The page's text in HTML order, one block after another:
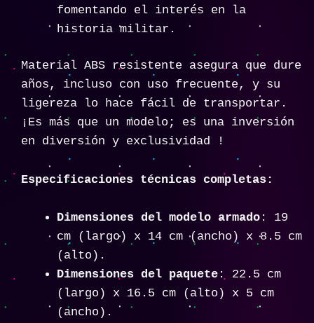
fomentando el interés en la
historia militar.
Material ABS resistente asegura que dure
años, incluso con uso frecuente, y su
ligereza lo hace fácil de transportar.
¡Es más que un modelo; es una inversión
en diversión y exclusividad !
Especificaciones técnicas completas:
Dimensiones del modelo armado : 19
cm (largo) x 14 cm (ancho) x 8.5 cm
(alto).
Dimensiones del paquete : 22.5 cm
(largo) x 16.5 cm (alto) x 5 cm
(ancho).